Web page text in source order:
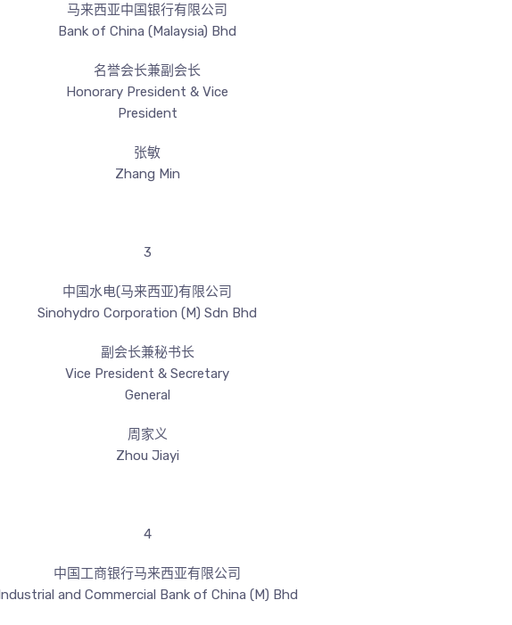
马来西亚中国银行有限公司
Bank of China (Malaysia) Bhd
名誉会长兼副会长
Honorary President & Vice
President
张敏
Zhang Min
3
中国水电(马来西亚)有限公司
Sinohydro Corporation (M) Sdn Bhd
副会长兼秘书长
Vice President & Secretary
General
周家义
Zhou Jiayi
4
中国工商银行马来西亚有限公司
Industrial and Commercial Bank of China (M) Bhd